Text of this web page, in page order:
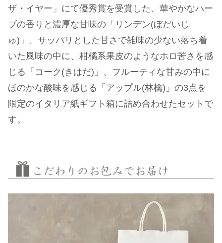
ザ・イヤー」にて優秀賞を受賞した、華やかなハー
ブの香りと濃厚な甘味の「リンデン(ぼだいじ
ゅ)」、サッパリとした甘さで雑味の少ない落ち着
いた風味の中に、柑橘系果皮のようなホロ苦さを感
じる「コーク(きはだ)」、フルーティな甘みの中に
ほのかな酸味を感じる「アップル(林檎)」の3点を
限定のイタリア紙ギフト箱に詰め合わせたセットで
す。